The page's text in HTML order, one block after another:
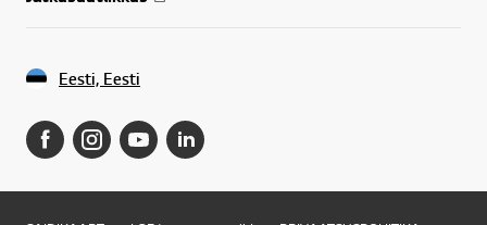
Eesti, Eesti